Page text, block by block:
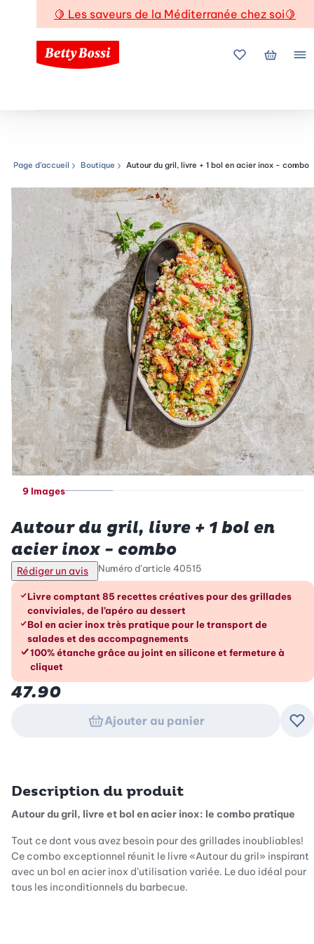
🍋 Les saveurs de la Méditerranée chez soi🍋
Mes favoris
Mon
Chemin de navigation
Page d’accueil Boutique Autour du gril, livre + 1 bol en acier inox - combo
9 Images
Autour du gril, livre + 1 bol en
acier inox - combo
Rédiger un avis Numéro d’article 40515
Les avantages en un coup d’œil
Livre comptant 85 recettes créatives pour des grillades
conviviales, de l’apéro au dessert
Bol en acier inox très pratique pour le transport de
salades et des accompagnements
100% étanche grâce au joint en silicone et fermeture à
cliquet
47.90
Ajouter au panier
Description du produit
Autour du gril, livre et bol en acier inox: le combo pratique
Tout ce dont vous avez besoin pour des grillades inoubliables!
Ce combo exceptionnel réunit le livre «Autour du gril» inspirant
avec un bol en acier inox d’utilisation variée. Le duo idéal pour
tous les inconditionnels du barbecue.